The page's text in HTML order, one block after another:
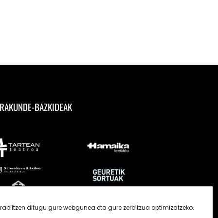
ditugu gure webgunea eta gure zerbitzua optimizatzeko.
BAZKIDEAK